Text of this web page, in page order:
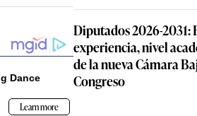
Diputados 2026-2031:
experiencia, nivel
de la nueva Cámara
Congreso